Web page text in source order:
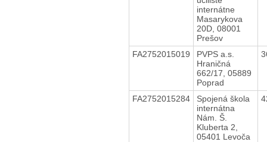
internátne
Masarykova
20D, 08001
Prešov
FA2752015019
PVPS a.s.
Hraničná
662/17, 05889
Poprad
FA2752015284
Spojená škola
internátna
Nám. Š.
Kluberta 2,
05401 Levoča